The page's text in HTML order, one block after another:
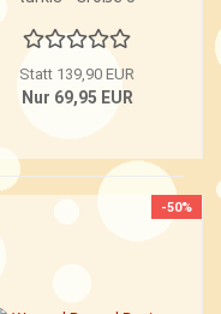
Statt 139,90 EUR
Nur 69,95 EUR
-50%